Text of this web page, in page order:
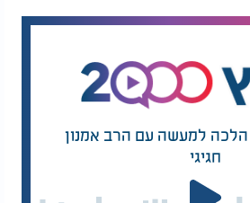
הלכה למעשה עם הרב אמנון
חגיגי